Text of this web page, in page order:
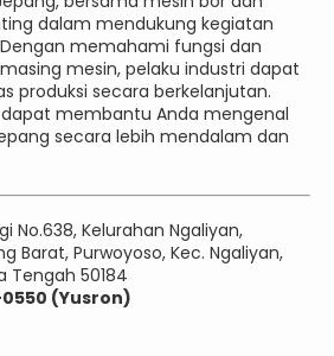
dalam mendukung kegiatan
memahami fungsi dan
mesin, pelaku industri dapat
produksi secara berkelanjutan.
membantu Anda mengenal
secara lebih mendalam dan
No.638, Kelurahan Ngaliyan,
Barat, Purwoyoso, Kec. Ngaliyan,
Tengah 50184
(Yusron)